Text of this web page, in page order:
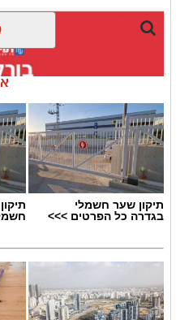
תיקון שער חשמלי
בגדרה כל הפרטים >>>